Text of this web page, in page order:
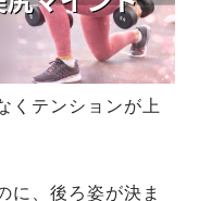
くテンションが上
に、後ろ姿が決ま